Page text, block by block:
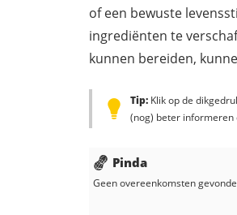
of een bewuste
ingrediënten te
kunnen bereiden,
Tip: Klik op de
(nog) beter informeren
Pinda
Geen overeenkomsten